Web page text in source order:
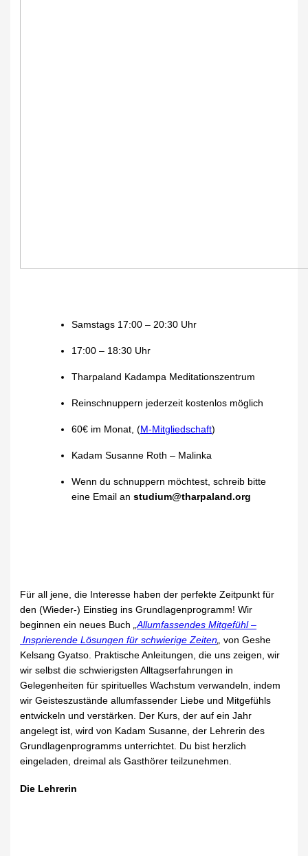
Samstags 17:00 – 20:30 Uhr
17:00 – 18:30 Uhr
Tharpaland Kadampa Meditationszentrum
Reinschnuppern jederzeit kostenlos möglich
60€ im Monat, (M-Mitgliedschaft)
Kadam Susanne Roth – Malinka
Wenn du schnuppern möchtest, schreib bitte
eine Email anstudium@tharpaland.org
Für all jene, die Interesse haben der perfekte Zeitpunkt für
den (Wieder-) Einstieg ins Grundlagenprogramm! Wir
beginnen ein neues Buch„Allumfassendes Mitgefühl –
Insprierende Lösungen für schwierige Zeiten„ von Geshe
Kelsang Gyatso. Praktische Anleitungen, die uns zeigen, wir
wir selbst die schwierigsten Alltagserfahrungen in
Gelegenheiten für spirituelles Wachstum verwandeln, indem
wir Geisteszustände allumfassender Liebe und Mitgefühls
entwickeln und verstärken. Der Kurs, der auf ein Jahr
angelegt ist, wird von Kadam Susanne, der Lehrerin des
Grundlagenprogramms unterrichtet. Du bist herzlich
eingeladen, dreimal als Gasthörer teilzunehmen.
Die Lehrerin